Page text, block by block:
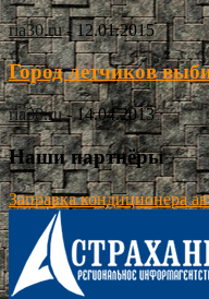
ria30.ru - 12.01.2015
Город летчиков
ria30.ru - 14.04.2013
Наши партнёры
Заправка кондиционера